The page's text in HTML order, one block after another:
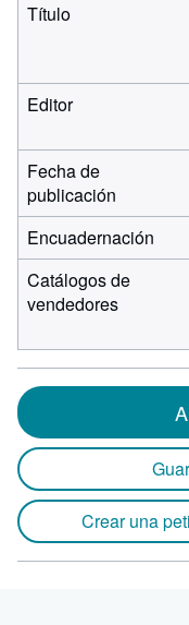
Título
Editor
Fecha de
publicación
Encuadernación
Catálogos de
vendedores
Crear una